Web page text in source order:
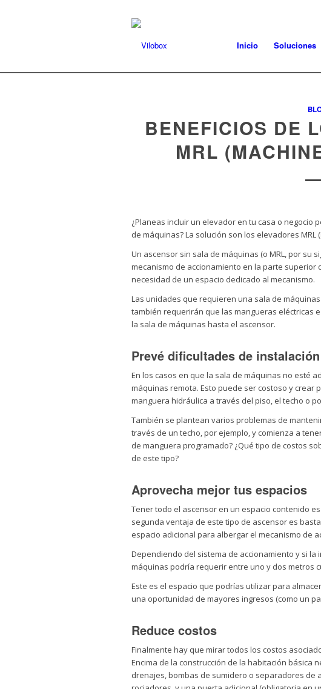
Inicio Soluciones
BENEFICIOS DE
MRL
¿Planeas incluir un elevador en tu casa o negocio
de máquinas? La solución son los elevadores MRL
Un ascensor sin sala de máquinas (o MRL, por su
mecanismo de accionamiento en la parte superior
necesidad de un espacio dedicado al mecanismo.
Las unidades que requieren una sala de
también requerirán que las mangueras eléctricas
la sala de máquinas hasta el ascensor.
Prevé dificultades de
En los casos en que la sala de máquinas no esté
máquinas remota. Esto puede ser costoso y crear
manguera hidráulica a través del piso, el techo o
También se plantean varios problemas de
través de un techo, por ejemplo, y comienza a
de manguera programado? ¿Qué tipo de costos
de este tipo?
Aprovecha mejor tus espacios
Tener todo el ascensor en un espacio contenido
segunda ventaja de este tipo de ascensor es
espacio adicional para albergar el mecanismo de
Dependiendo del sistema de accionamiento y si
máquinas podría requerir entre uno y dos metros
Este es el espacio que podrías utilizar para
una oportunidad de mayores ingresos (como un
Reduce costos
Finalmente hay que mirar todos los costos
Encima de la construcción de la habitación básica
drenajes, bombas de sumidero o separadores de